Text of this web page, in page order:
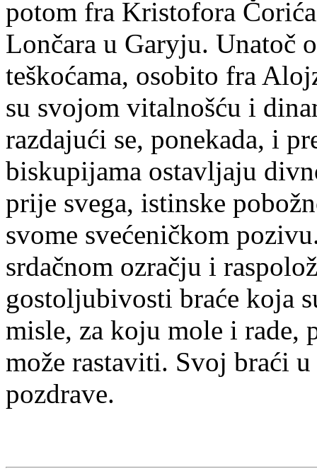
potom fra Kristofora
Lončara u Garyju. Unatoč
teškoćama, osobito fra
su svojom vitalnošću i
razdajući se, ponekada, i
biskupijama ostavljaju
prije svega, istinske
svome svećeničkom
srdačnom ozračju i
gostoljubivosti braće koja
misle, za koju mole i rade,
može rastaviti. Svoj braći
pozdrave.